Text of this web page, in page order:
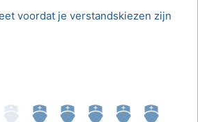
voordat je verstandskiezen zijn